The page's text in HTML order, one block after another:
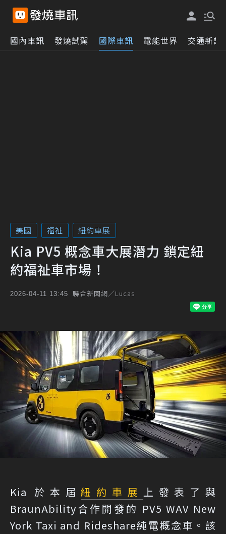
國內車訊 發燒試駕 國際車訊 電能世界 交通新訊
美國 福祉 紐約車展
Kia PV5 概念車大展潛力 鎖定紐
約福祉車市場！
2026-04-11 13:45 聯合新聞網／Lucas
Kia 於本屆紐約車展 上發表了與
BraunAbility合作開發的 PV5 WAV New
York Taxi and Rideshare純電概念車。該